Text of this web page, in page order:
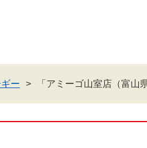
ー 「アミーゴ山室店（富山